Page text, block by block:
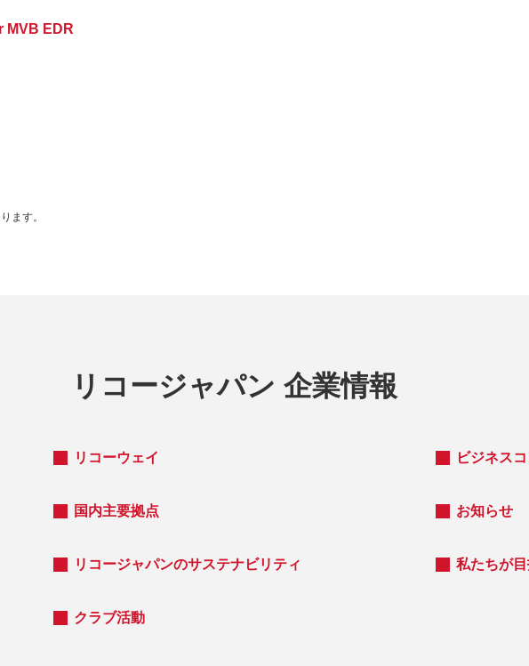
MVB EDR
ます。
リコージャパン 企業情報
リコーウェイ ビジネス
国内主要拠点 お知らせ
リコージャパンのサステナビリティ 私たちが
クラブ活動